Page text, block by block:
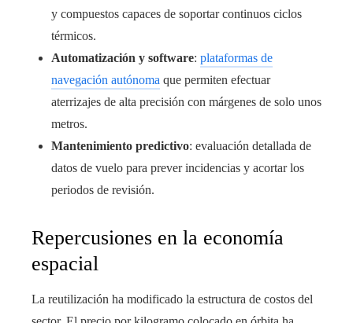
y compuestos capaces de soportar continuos ciclos
térmicos.
Automatización y software: plataformas de
navegación autónoma que permiten efectuar
aterrizajes de alta precisión con márgenes de solo unos
metros.
Mantenimiento predictivo: evaluación detallada de
datos de vuelo para prever incidencias y acortar los
periodos de revisión.
Repercusiones en la economía
espacial
La reutilización ha modificado la estructura de costos del